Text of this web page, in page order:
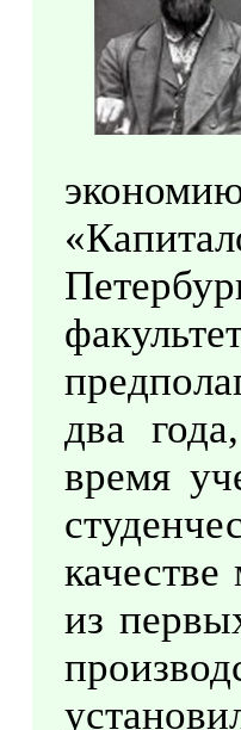
два
время
из